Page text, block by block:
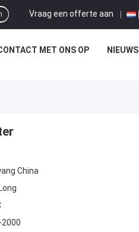
Vraag een offerte aan |
MET ONS OP NIEUWS
China